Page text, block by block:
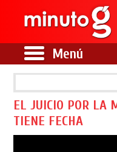
Menú
EL JUICIO POR LA
TIENE FECHA